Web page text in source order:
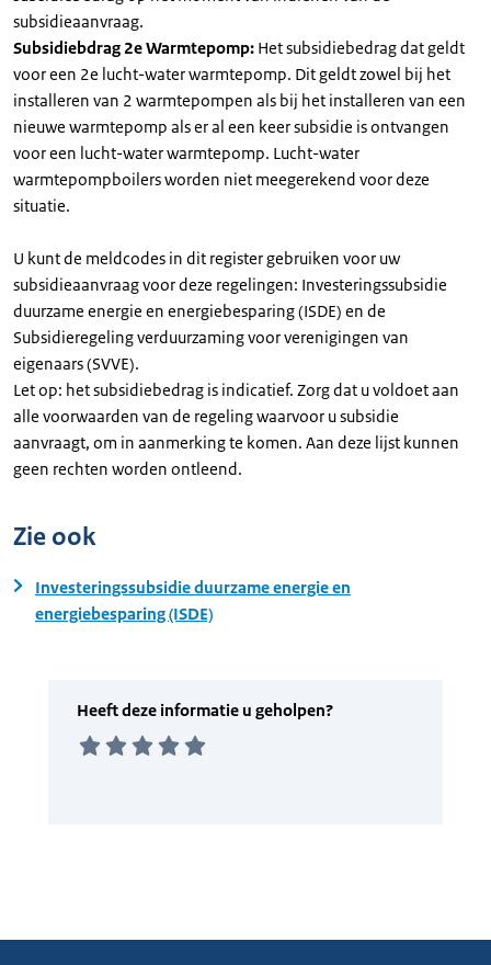
subsidieaanvraag.
Subsidiebdrag 2e Warmtepomp: Het subsidiebedrag dat geldt
voor een 2e lucht-water warmtepomp. Dit geldt zowel bij het
installeren van 2 warmtepompen als bij het installeren van een
nieuwe warmtepomp als er al een keer subsidie is ontvangen
voor een lucht-water warmtepomp. Lucht-water
warmtepompboilers worden niet meegerekend voor deze
situatie.
U kunt de meldcodes in dit register gebruiken voor uw
subsidieaanvraag voor deze regelingen: Investeringssubsidie
duurzame energie en energiebesparing (ISDE) en de
Subsidieregeling verduurzaming voor verenigingen van
eigenaars (SVVE).
Let op: het subsidiebedrag is indicatief. Zorg dat u voldoet aan
alle voorwaarden van de regeling waarvoor u subsidie
aanvraagt, om in aanmerking te komen. Aan deze lijst kunnen
geen rechten worden ontleend.
Zie ook
Investeringssubsidie duurzame energie en
energiebesparing (ISDE)